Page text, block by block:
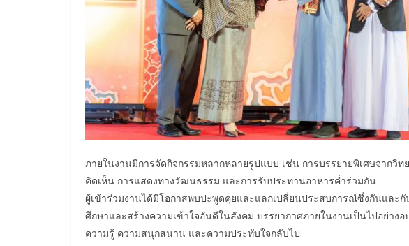
ภายในงานมีการจัดกิจกรรมหลากหลายรูปแบบ เช่น การบรรยายพิเศษจากวิ
คิดเห็น การแสดงทางวัฒนธรรม และการรับประทานอาหารค่ำร่วมกัน
ผู้เข้าร่วมงานได้มีโอกาสพบปะพูดคุยและแลกเปลี่ยนประสบการณ์ซึ่งกันและ
ศึกษาและสร้างความเข้าใจอันดีในสังคม บรรยากาศภายในงานเป็นไปอย่าง
ความรู้ ความสนุกสนาน และความประทับใจกลับไป